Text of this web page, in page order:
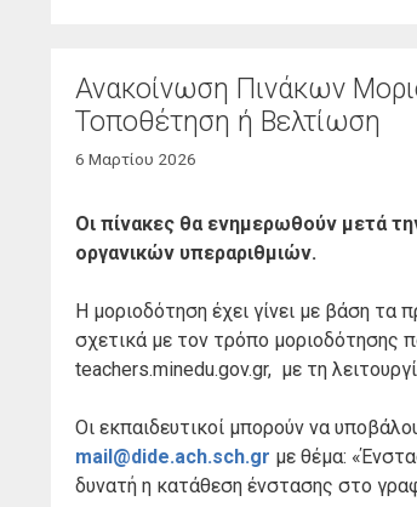
Ανακοίνωση Πινάκων
Τοποθέτηση ή Βελτίωση
6 Μαρτίου 2026
Οι πίνακες θα ενημερωθούν μετά
οργανικών υπεραριθμιών.
Η μοριοδότηση έχει γίνει με βάση τα
σχετικά με τον τρόπο μοριοδότησης
teachers.minedu.gov.gr, με τη
Οι εκπαιδευτικοί μπορούν να
mail@dide.ach.sch.gr με θέμα:
δυνατή η κατάθεση ένστασης στο